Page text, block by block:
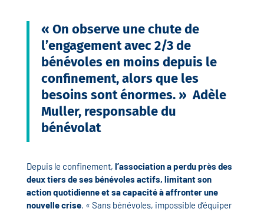
« On observe une chute de
l’engagement avec 2/3 de
bénévoles en moins depuis le
confinement, alors que les
besoins sont énormes. »Adèle
Muller, responsable du
bénévolat
Depuis le confinement, l’association a perdu près des
deux tiers de ses bénévoles actifs, limitant son
action quotidienne et sa capacité à affronter une
nouvelle crise. « Sans bénévoles, impossible d’équiper